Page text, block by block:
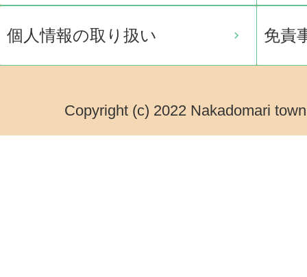
個人情報の取り扱い 免責
Copyright (c) 2022 Nakadomari